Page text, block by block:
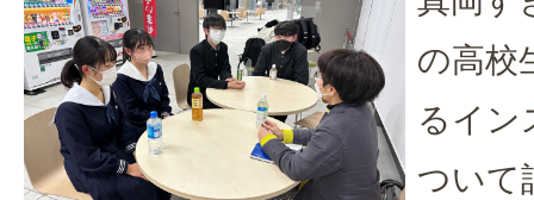
の高校
るイン
ついて